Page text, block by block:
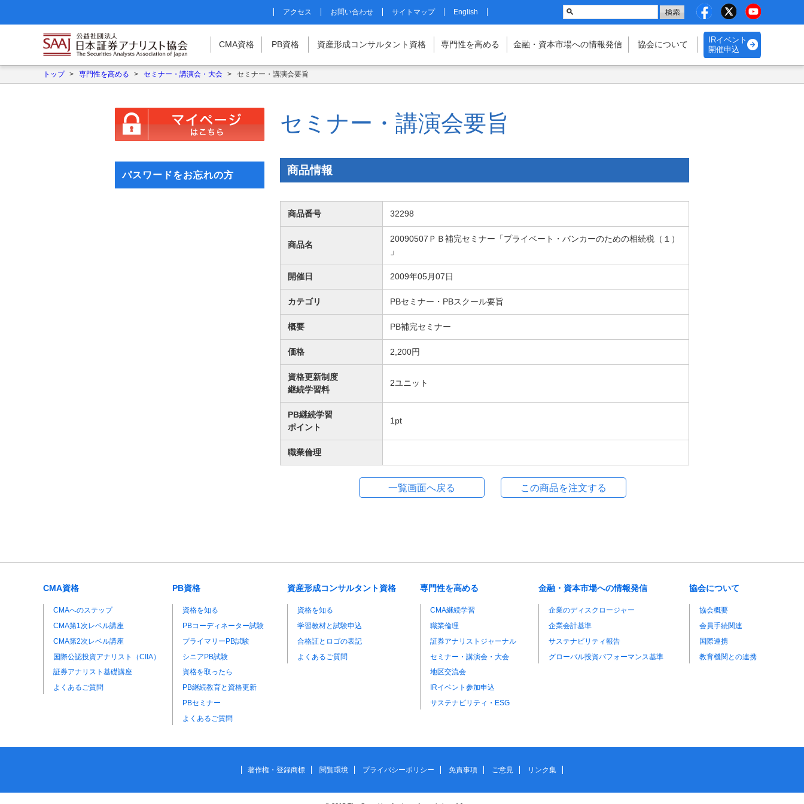
アクセス お問い合わせ サイトマップ English
CMA資格 PB資格 資産形成コンサルタント 資格 専門性を高める 金融・資本市場への情報発信 協会について
IRイベント
開催申込
トップ > 専門性を高める > セミナー・講演会・大会 > セミナー・講演会要旨
セミナー・講演会要旨
商品情報
商品番号 32298
商品名
20090507ＰＢ補完セミナー「プライベート・バンカーのための相続税（１）
」
開催日 2009年05月07日
カテゴリ PBセミナー・PBスクール要旨
概要 PB補完セミナー
価格 2,200円
資格更新制度
継続学習料
2ユニット
PB継続学習
ポイント
1 pt
職業倫理
マイページはこちら
パスワードをお忘れの方
CMA資格
CMAへのステップ
CMA第1次レベル講座
CMA第2次レベル講座
国際公認投資アナリスト（CIIA）
証券アナリスト基礎講座
よくあるご質問
PB資格
資格を知る
PBコーディネーター試験
プライマリーPB試験
シニアPB試験
資格を取ったら
PB継続教育と資格更新
PBセミナー
よくあるご質問
資産形成コンサルタント資格
資格を知る
学習教材と試験申込
合格証とロゴの表記
よくあるご質問
専門性を高める
CMA継続学習
職業倫理
証券アナリストジャーナル
セミナー・講演会・大会
地区交流会
IRイベント参加申込
サステナビリティ・ESG
金融・資本市場への情報発信
企業のディスクロージャー
企業会計基準
サステナビリティ報告
グローバル投資パフォーマンス基準
協会について
協会概要
会員手続関連
国際連携
教育機関との連携
著作権・登録商標 閲覧環境 プライバシーポリシー 免責事項 ご意見 リンク集